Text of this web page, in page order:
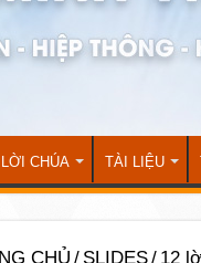
LỜI CHÚA TÀI LIỆU
CHỦ / SLIDES/ 12